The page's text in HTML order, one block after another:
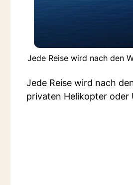
Jede Reise wird nach den
Jede Reise wird nach
privaten Helikopter